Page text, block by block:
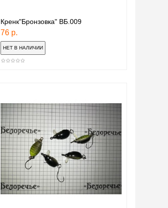
Кренк"Бронзовка" ВБ.009
76 р.